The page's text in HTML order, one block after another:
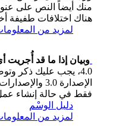
منك أيضاً النص على
هناك اختلافات طفيفة
لمزيد من
وبيان إذا ما قد أُجريت
4.0، يجب عليك ذكر
الإصدارة 3.0
فقط في حالة إنشاء
دليل الوسْم
لمزيد من